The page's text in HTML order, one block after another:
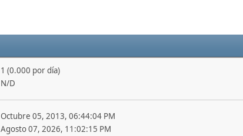
1 (0.000 por día)
N/D
Octubre 05, 2013, 06:44:04 PM
Agosto 07, 2026, 11:02:15 PM